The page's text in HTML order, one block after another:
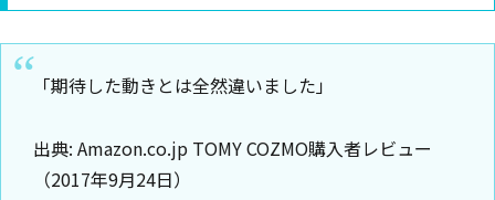
「期待した動きとは全然違いました」
出典: Amazon.co.jp TOMY COZMO購入者レビュー
（2017年9月24日）